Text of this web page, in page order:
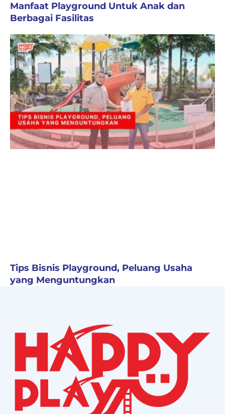
Manfaat Playground Untuk Anak dan
Berbagai Fasilitas
Tips Bisnis Playground, Peluang Usaha
yang Menguntungkan